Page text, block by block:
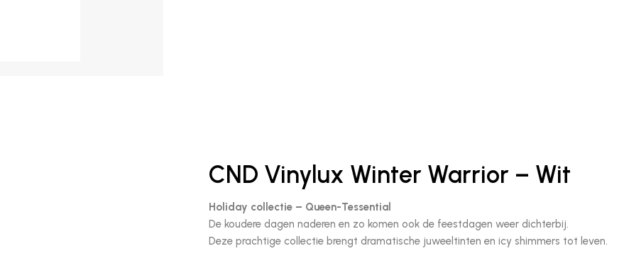
CND Vinylux Winter Warrior – Wit
Holiday collectie – Queen-Tessential
De koudere dagen naderen en zo komen ook de feestdagen weer dichterbij.
Deze prachtige collectie brengt dramatische juweeltinten en icy shimmers tot leven.